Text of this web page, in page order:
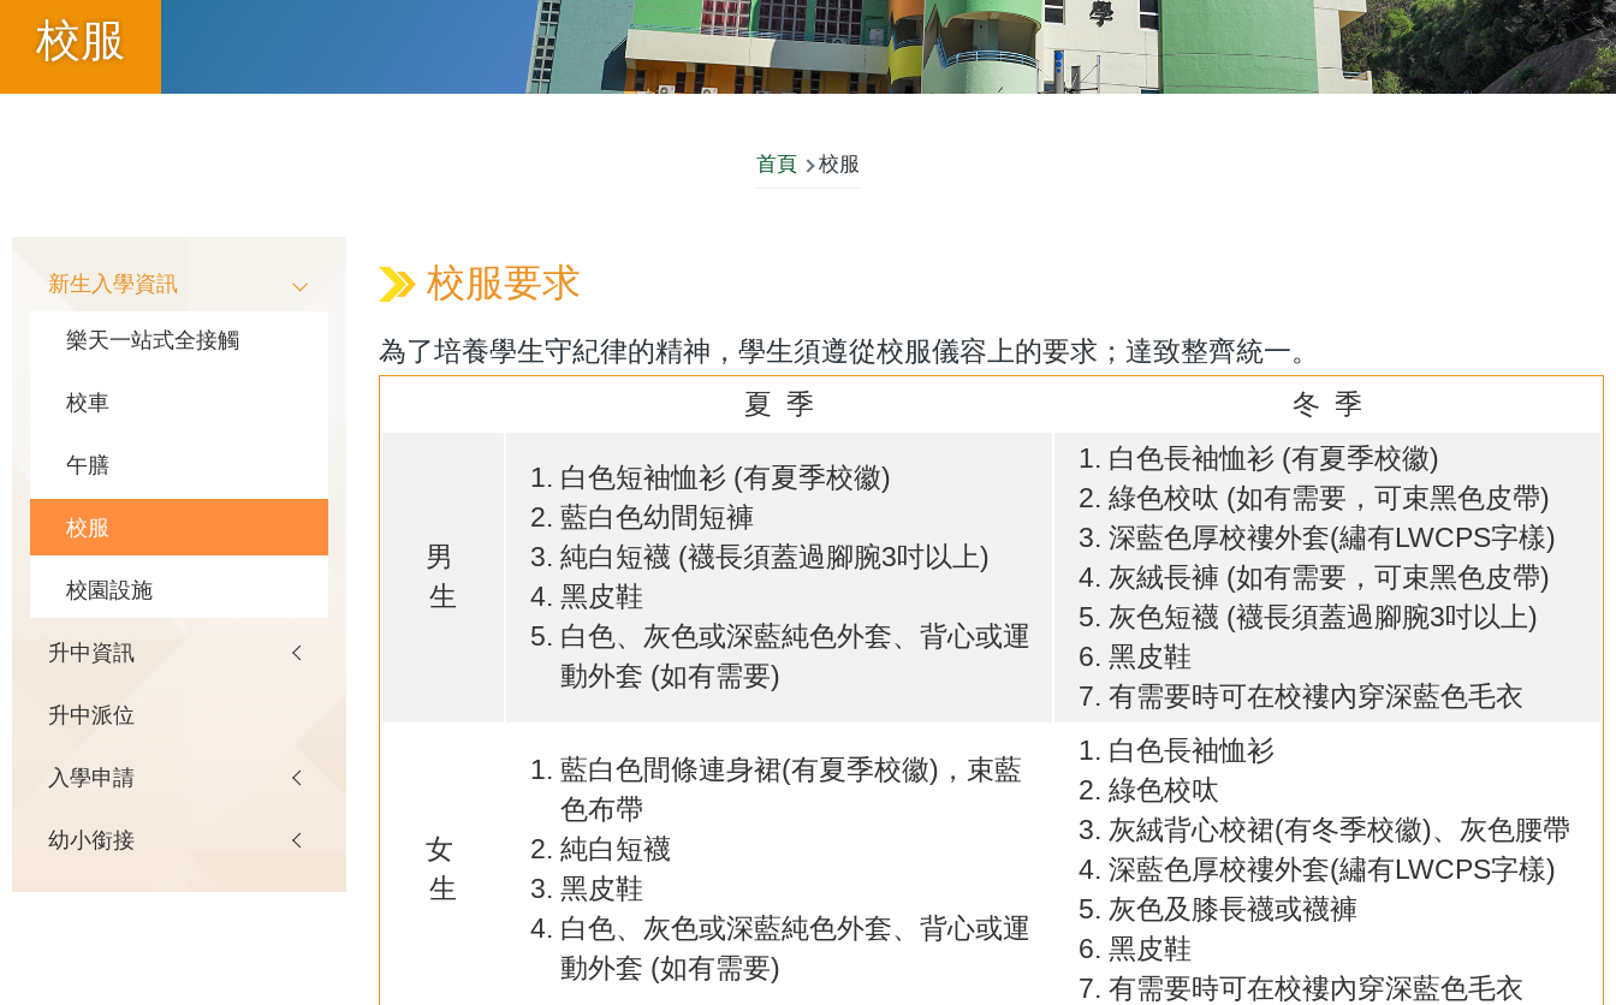
校服
首頁 校服
校服要求
為了培養學生守紀律的精神，學生須遵從校服儀容上的要求；達致整齊統一。
夏 季
冬 季
男
生
白色短袖恤衫 (有夏季校徽)
藍白色幼間短褲
純白短襪 (襪長須蓋過腳腕3吋以上)
黑皮鞋
白色、灰色或深藍純色外套、背心或運
動外套 (如有需要)
白色長袖恤衫 (有夏季校徽)
綠色校呔 (如有需要，可束黑色皮帶)
深藍色厚校褸外套(繡有LWCPS字樣)
灰絨長褲 (如有需要，可束黑色皮帶)
灰色短襪 (襪長須蓋過腳腕3吋以上)
黑皮鞋
有需要時可在校褸內穿深藍色毛衣
女
生
藍白色間條連身裙(有夏季校徽)，束藍
色布帶
純白短襪
黑皮鞋
白色、灰色或深藍純色外套、背心或運
動外套 (如有需要)
白色長袖恤衫
綠色校呔
灰絨背心校裙(有冬季校徽)、灰色腰帶
深藍色厚校褸外套(繡有LWCPS字樣)
灰色及膝長襪或襪褲
黑皮鞋
有需要時可在校褸內穿深藍色毛衣
Main
新生入學資訊
樂天一站式全接觸
校車
午膳
校服
校園設施
升中資訊
升中派位
入學申請
幼小銜接